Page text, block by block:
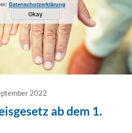
Blog
Kontakt
2022
ab dem 1.
Datenschutzerklärung
Okay